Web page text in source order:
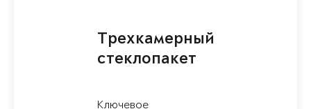
Трехкамерный
стеклопакет
Ключевое